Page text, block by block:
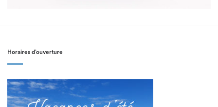
Horaires d’ouverture